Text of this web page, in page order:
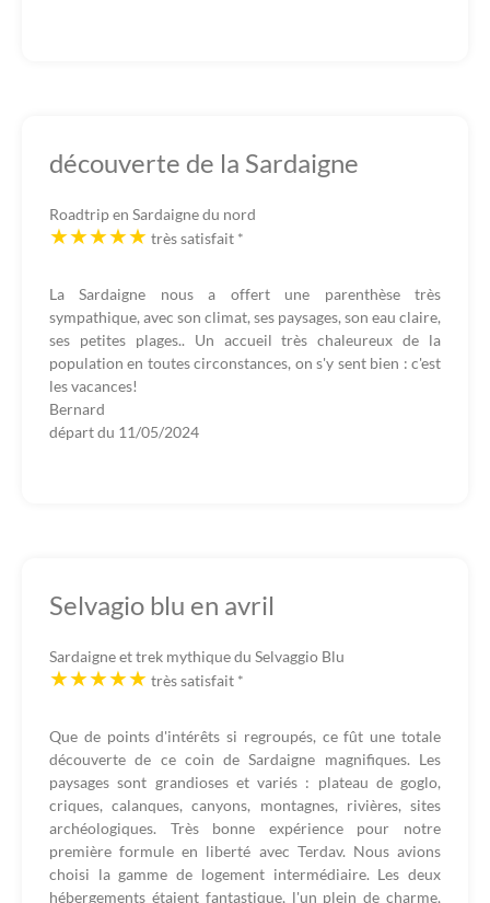
découverte de la Sardaigne
Roadtrip en Sardaigne du nord
très satisfait *
La Sardaigne nous a offert une parenthèse très
sympathique, avec son climat, ses paysages, son eau claire,
ses petites plages.. Un accueil très chaleureux de la
population en toutes circonstances, on s'y sent bien : c'est
les vacances!
Bernard
départ du 11/05/2024
Selvagio blu en avril
Sardaigne et trek mythique du Selvaggio Blu
très satisfait *
Que de points d'intérêts si regroupés, ce fût une totale
découverte de ce coin de Sardaigne magnifiques. Les
paysages sont grandioses et variés : plateau de goglo,
criques, calanques, canyons, montagnes, rivières, sites
archéologiques. Très bonne expérience pour notre
première formule en liberté avec Terdav. Nous avions
choisi la gamme de logement intermédiaire. Les deux
hébergements étaient fantastique, l'un plein de charme,